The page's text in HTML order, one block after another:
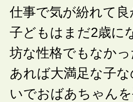
仕事で気が紛れて
子どもはまだ2歳に
坊な性格でもなか
あれば大満足な子
いでおばあちゃん